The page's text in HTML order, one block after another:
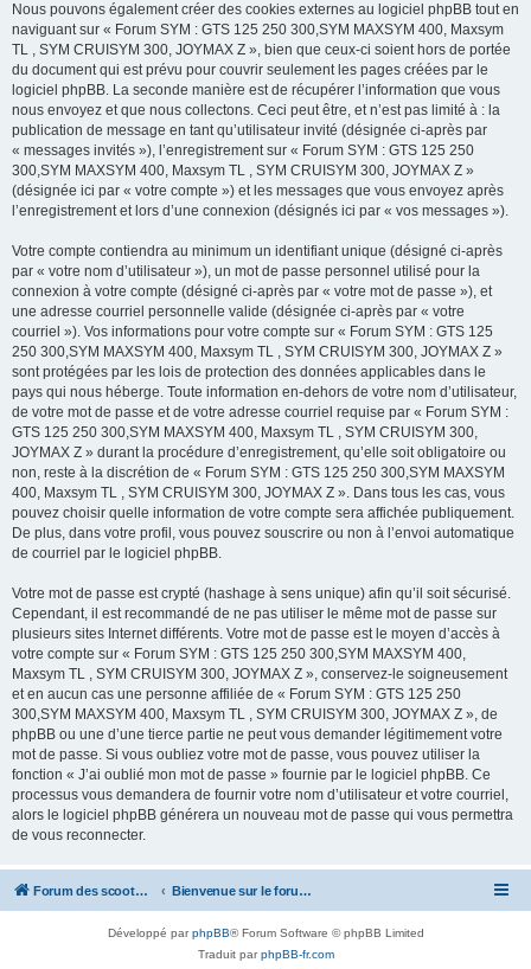
Nous pouvons également créer des cookies externes au logiciel phpBB tout en
naviguant sur « Forum SYM : GTS 125 250 300,SYM MAXSYM 400, Maxsym
TL , SYM CRUISYM 300, JOYMAX Z », bien que ceux-ci soient hors de portée
du document qui est prévu pour couvrir seulement les pages créées par le
logiciel phpBB. La seconde manière est de récupérer l’information que vous
nous envoyez et que nous collectons. Ceci peut être, et n’est pas limité à : la
publication de message en tant qu’utilisateur invité (désignée ci-après par
« messages invités »), l’enregistrement sur « Forum SYM : GTS 125 250
300,SYM MAXSYM 400, Maxsym TL , SYM CRUISYM 300, JOYMAX Z »
(désignée ici par « votre compte ») et les messages que vous envoyez après
l’enregistrement et lors d’une connexion (désignés ici par « vos messages »).
Votre compte contiendra au minimum un identifiant unique (désigné ci-après
par « votre nom d’utilisateur »), un mot de passe personnel utilisé pour la
connexion à votre compte (désigné ci-après par « votre mot de passe »), et
une adresse courriel personnelle valide (désignée ci-après par « votre
courriel »). Vos informations pour votre compte sur « Forum SYM : GTS 125
250 300,SYM MAXSYM 400, Maxsym TL , SYM CRUISYM 300, JOYMAX Z »
sont protégées par les lois de protection des données applicables dans le
pays qui nous héberge. Toute information en-dehors de votre nom d’utilisateur,
de votre mot de passe et de votre adresse courriel requise par « Forum SYM :
GTS 125 250 300,SYM MAXSYM 400, Maxsym TL , SYM CRUISYM 300,
JOYMAX Z » durant la procédure d’enregistrement, qu’elle soit obligatoire ou
non, reste à la discrétion de « Forum SYM : GTS 125 250 300,SYM MAXSYM
400, Maxsym TL , SYM CRUISYM 300, JOYMAX Z ». Dans tous les cas, vous
pouvez choisir quelle information de votre compte sera affichée publiquement.
De plus, dans votre profil, vous pouvez souscrire ou non à l’envoi automatique
de courriel par le logiciel phpBB.
Votre mot de passe est crypté (hashage à sens unique) afin qu’il soit sécurisé.
Cependant, il est recommandé de ne pas utiliser le même mot de passe sur
plusieurs sites Internet différents. Votre mot de passe est le moyen d’accès à
votre compte sur « Forum SYM : GTS 125 250 300,SYM MAXSYM 400,
Maxsym TL , SYM CRUISYM 300, JOYMAX Z », conservez-le soigneusement
et en aucun cas une personne affiliée de « Forum SYM : GTS 125 250
300,SYM MAXSYM 400, Maxsym TL , SYM CRUISYM 300, JOYMAX Z », de
phpBB ou une d’une tierce partie ne peut vous demander légitimement votre
mot de passe. Si vous oubliez votre mot de passe, vous pouvez utiliser la
fonction « J’ai oublié mon mot de passe » fournie par le logiciel phpBB. Ce
processus vous demandera de fournir votre nom d’utilisateur et votre courriel,
alors le logiciel phpBB générera un nouveau mot de passe qui vous permettra
de vous reconnecter.
Forum des scooters SYM - GTS -MAXSYM - CRUISYM - JOYMAX - Maxsym TL Bienvenue sur le forum des scooters de la gamme SYM
Développé parphpBB® Forum Software © phpBB Limited
Traduit parphpBB-fr.com